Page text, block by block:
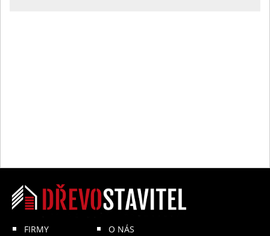
FIRMY O NÁS